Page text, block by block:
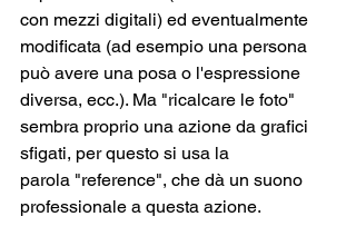
con mezzi digitali) ed eventualmente
modificata (ad esempio una persona
può avere una posa o l'espressione
diversa, ecc.). Ma "ricalcare le foto"
sembra proprio una azione da grafici
sfigati, per questo si usa la
parola "reference", che dà un suono
professionale a questa azione.